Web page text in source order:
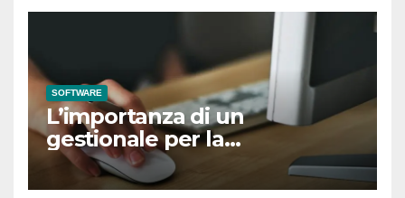
SOFTWARE
L’importanza di un
gestionale per la
sincronizzazione di negozi
fisici e online